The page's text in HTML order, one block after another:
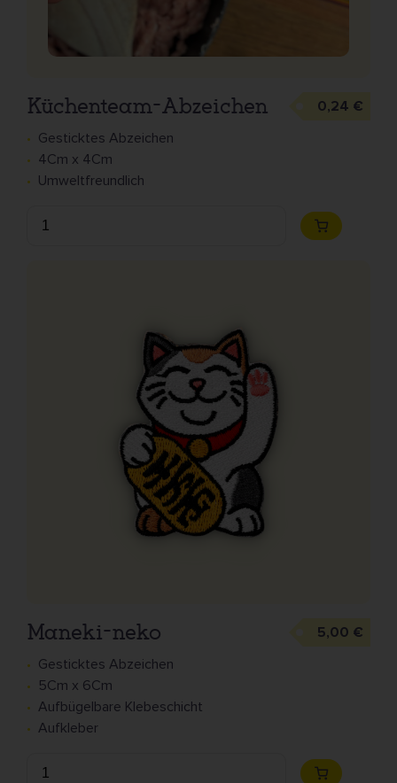
Küchenteam-Abzeichen
0,24 €
Gesticktes Abzeichen
4Cm x 4Cm
Umweltfreundlich
Anzahl
Zum
Maneki-neko
5,00 €
Gesticktes Abzeichen
5Cm x 6Cm
Aufbügelbare Klebeschicht
Aufkleber
Anzahl